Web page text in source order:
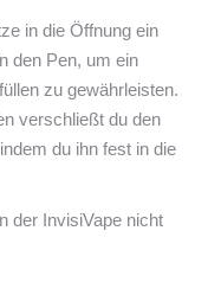
in die Öffnung ein
den Pen, um ein
zu gewährleisten.
verschließt du den
du ihn fest in die
der InvisiVape nicht